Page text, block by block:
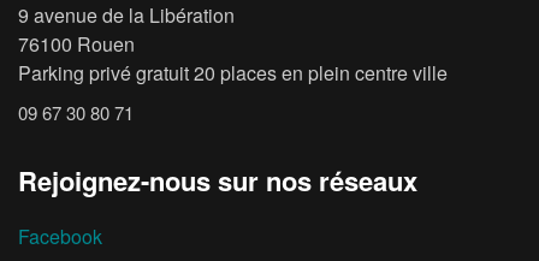
9 avenue de la Libération
76100 Rouen
Parking privé gratuit 20 places en plein centre ville
09 67 30 80 71
Rejoignez-nous sur nos réseaux
Facebook